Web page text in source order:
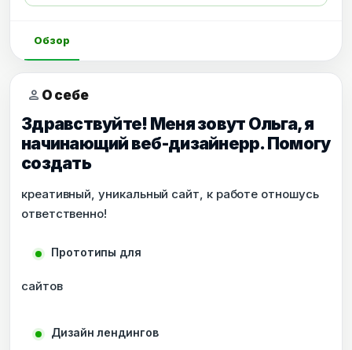
Обзор
person О себе
Здравствуйте! Меня зовут Ольга, я
начинающий веб-дизайнерр. Помогу
создать
креативный, уникальный сайт, к работе отношусь
ответственно!
Прототипы для
сайтов
Дизайн лендингов